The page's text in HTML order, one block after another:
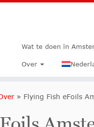
Wat te doen in
Over
» Flying Fish eFoils